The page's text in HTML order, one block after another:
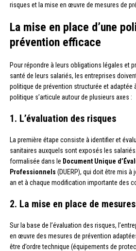
risques et la mise en œuvre de mesures de
La mise en place d’une
prévention efficace
Pour répondre à leurs obligations légales et
santé de leurs salariés, les entreprises
politique de prévention structurée et adaptée
politique s’articule autour de plusieurs axes :
1. L’évaluation des risques
La première étape consiste à identifier et
sanitaires auxquels sont exposés les
formalisée dans le Document Unique
Professionnels (DUERP), qui doit être mis
an et à chaque modification importante des
2. La mise en place de
Sur la base de l’évaluation des risques,
en œuvre des mesures de prévention
être d’ordre technique (équipements de